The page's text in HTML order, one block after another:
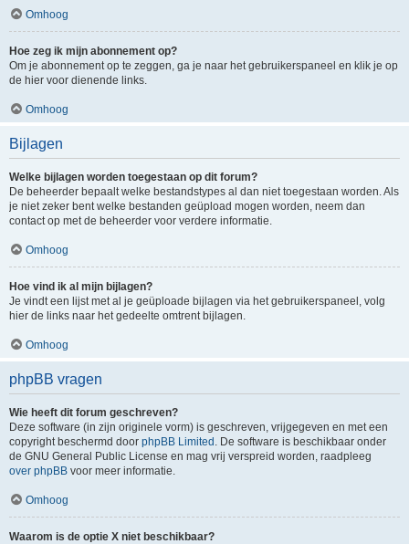
Omhoog
Hoe zeg ik mijn abonnement op?
Om je abonnement op te zeggen, ga je naar het gebruikerspaneel en klik je op
de hier voor dienende links.
Omhoog
Bijlagen
Welke bijlagen worden toegestaan op dit forum?
De beheerder bepaalt welke bestandstypes al dan niet toegestaan worden. Als
je niet zeker bent welke bestanden geüpload mogen worden, neem dan
contact op met de beheerder voor verdere informatie.
Omhoog
Hoe vind ik al mijn bijlagen?
Je vindt een lijst met al je geüploade bijlagen via het gebruikerspaneel, volg
hier de links naar het gedeelte omtrent bijlagen.
Omhoog
phpBB vragen
Wie heeft dit forum geschreven?
Deze software (in zijn originele vorm) is geschreven, vrijgegeven en met een
copyright beschermd door phpBB Limited . De software is beschikbaar onder
de GNU General Public License en mag vrij verspreid worden, raadpleeg
over phpBB voor meer informatie.
Omhoog
Waarom is de optie X niet beschikbaar?